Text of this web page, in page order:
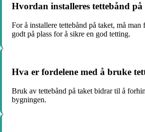
Hvordan installeres tettebånd på
For å installere tettebånd på taket, må
godt på plass for å sikre en god tetting.
Hva er fordelene med å bruke
Bruk av tettebånd på taket bidrar til å
bygningen.